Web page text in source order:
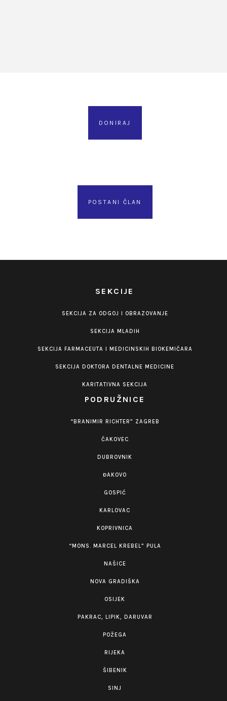
DONIRAJ
POSTANI ČLAN
SEKCIJE
SEKCIJA ZA ODGOJ I OBRAZOVANJE
SEKCIJA MLADIH
SEKCIJA FARMACEUTA I MEDICINSKIH BIOKEMIČARA
SEKCIJA DOKTORA DENTALNE MEDICINE
KARITATIVNA SEKCIJA
PODRUŽNICE
“BRANIMIR RICHTER” ZAGREB
ČAKOVEC
DUBROVNIK
ĐAKOVO
GOSPIĆ
KARLOVAC
KOPRIVNICA
“MONS. MARCEL KREBEL” PULA
NAŠICE
NOVA GRADIŠKA
OSIJEK
PAKRAC, LIPIK, DARUVAR
POŽEGA
RIJEKA
ŠIBENIK
SINJ